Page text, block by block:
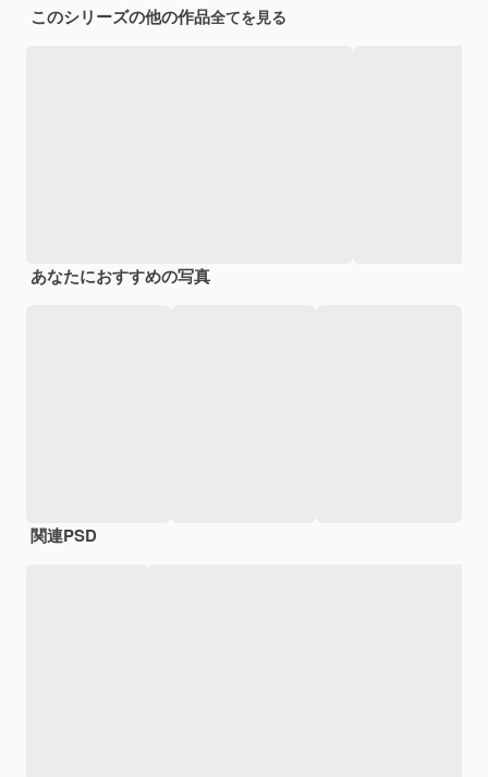
このシリーズの他の作品全てを見る
あなたにおすすめの写真
関連PSD